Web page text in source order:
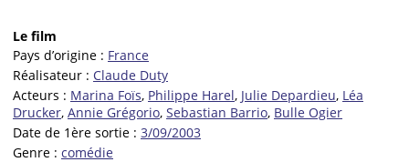
Le film
Pays d’origine : France
Réalisateur : Claude Duty
Acteurs : Marina Foïs, Philippe Harel, Julie Depardieu, Léa
Drucker, Annie Grégorio, Sebastian Barrio, Bulle Ogier
Date de 1ère sortie : 3/09/2003
Genre : comédie